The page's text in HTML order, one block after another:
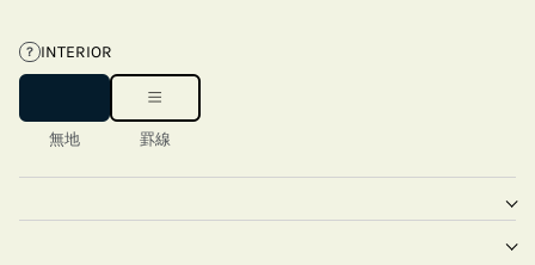
? INTERIOR
無地 罫線